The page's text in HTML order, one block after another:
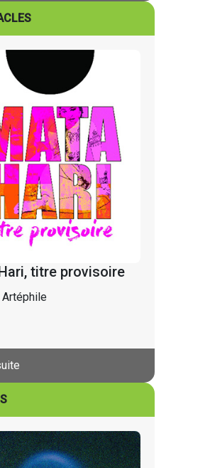
titre provisoire